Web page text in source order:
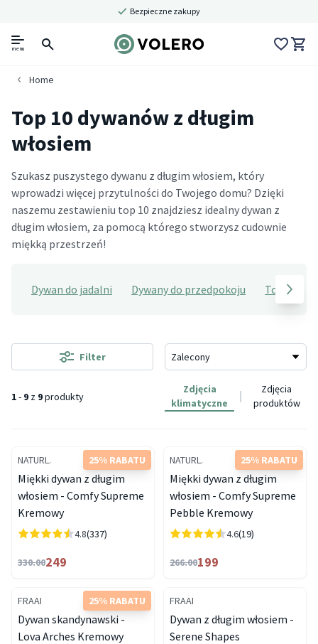
Bezpieczne zakupy
menu
Home
Top 10 dywanów z długim
włosiem
Szukasz puszystego dywanu z długim włosiem, który
wprowadzi więcej przytulności do Twojego domu? Dzięki
naszemu zestawieniu top 10 znajdziesz idealny dywan z
długim włosiem, za pomocą którego stworzysz cudownie
miękką przestrzeń!
Dywan do jadalni Dywany do przedpokoju Top 10
1- 9 z 9produkty
Filter
Zdjęcia
klimatyczne
Zdjęcia
produktów
25% RABATU
NATURL.
Miękki dywan z długim
włosiem - Comfy Supreme
Kremowy
4.8(337)
330.00249
25% RABATU
NATURL.
Miękki dywan z długim
włosiem - Comfy Supreme
Pebble Kremowy
4.6(19)
266.00199
25% RABATU
FRAAI
Dywan skandynawski -
Lova Arches Kremowy
FRAAI
Dywan z długim włosiem -
Serene Shapes